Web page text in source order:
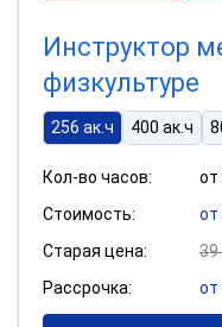
Инструктор
физкультуре
256 ак.ч 400 ак.ч
Кол-во часов:
от
Стоимость:
от
Старая цена:
39
Рассрочка:
от